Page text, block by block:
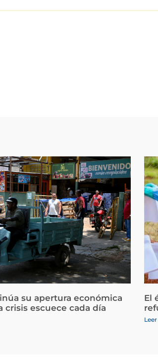
su apertura económica
crisis escuece cada día
El